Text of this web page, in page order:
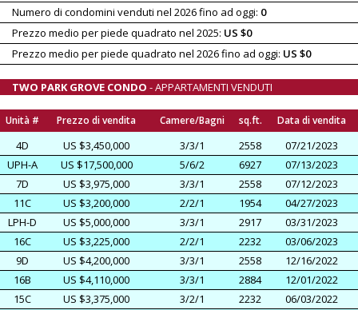
Numero di condomini venduti nel 2026 fino ad oggi: 0
Prezzo medio per piede quadrato nel 2025: US $0
Prezzo medio per piede quadrato nel 2026 fino ad oggi: US $0
TWO PARK GROVE CONDO - APPARTAMENTI VENDUTI
Unità # Prezzo di vendita Camere/Bagni sq.ft. Data di vendita
4D US $3,450,000 3/3/1 2558
07/21/2023
UPH-A
US $17,500,000 5/6/2 6927
07/13/2023
7D
US $3,975,000 3/3/1 2558
07/12/2023
11C
US $3,200,000 2/2/1 1954
04/27/2023
LPH-D
US $5,000,000 3/3/1 2917
03/31/2023
16C
US $3,225,000 2/2/1 2232
03/06/2023
9D
US $4,200,000 3/3/1 2558
12/16/2022
16B
US $4,110,000 3/3/1 2884
12/01/2022
15C
US $3,375,000 3/2/1 2232
06/03/2022